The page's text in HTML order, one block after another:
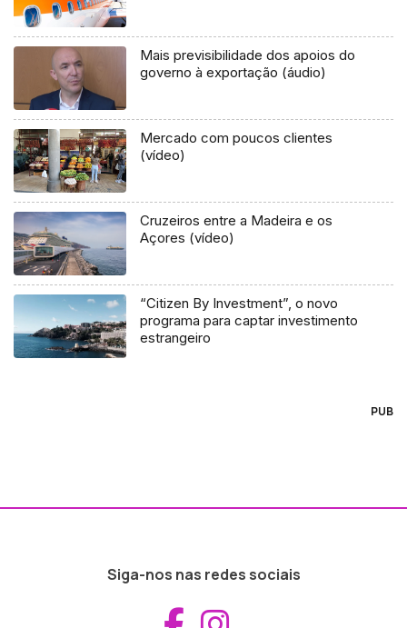
Mais previsibilidade dos apoios do
governo à exportação (áudio)
Mercado com poucos clientes
(vídeo)
Cruzeiros entre a Madeira e os
Açores (vídeo)
“Citizen By Investment”, o novo
programa para captar investimento
estrangeiro
PUB
Siga-nos nas redes sociais